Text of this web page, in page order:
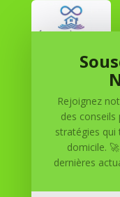
Réussite à Domicile
Réussite à
pour atteindre vos
maison. Nous
vous aider à réussir.
Rejoignez
des conseils
stratégies
domicile.
dernières